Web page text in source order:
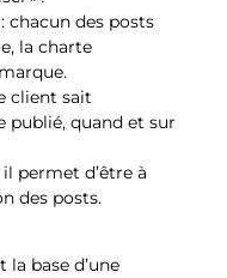
: chacun des posts
la charte
client sait
publié, quand et sur
il permet d’être à
des posts.
base d’une